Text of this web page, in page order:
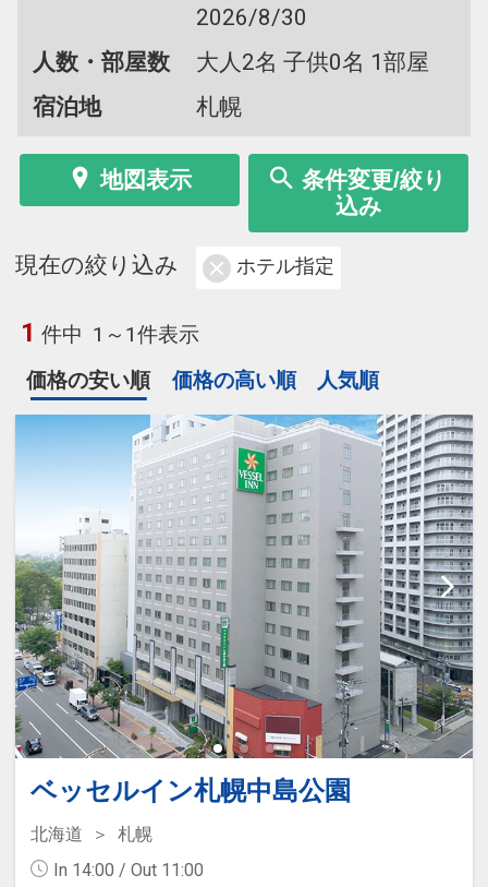
2026/8/30
人数・部屋数
大人2名 子供0名 1部屋
宿泊地
札幌
地図表示
条件変更/絞り
込み
現在の絞り込み ホテル指定
1 件中 1～1件表示
価格の安い順
価格の高い順 人気順
ベッセルイン札幌中島公園
北海道
札幌
In 14:00 / Out 11:00